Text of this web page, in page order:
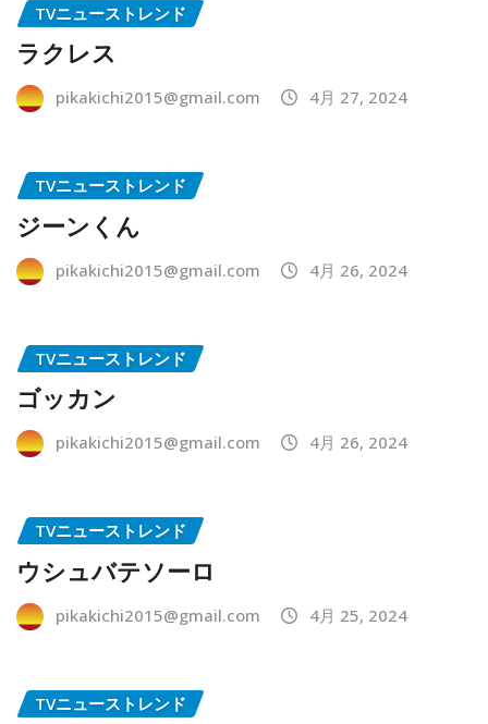
TVニューストレンド
ラクレス
pikakichi2015@gmail.com 4月 27, 2024
TVニューストレンド
ジーンくん
pikakichi2015@gmail.com 4月 26, 2024
TVニューストレンド
ゴッカン
pikakichi2015@gmail.com 4月 26, 2024
TVニューストレンド
ウシュバテソーロ
pikakichi2015@gmail.com 4月 25, 2024
TVニューストレンド